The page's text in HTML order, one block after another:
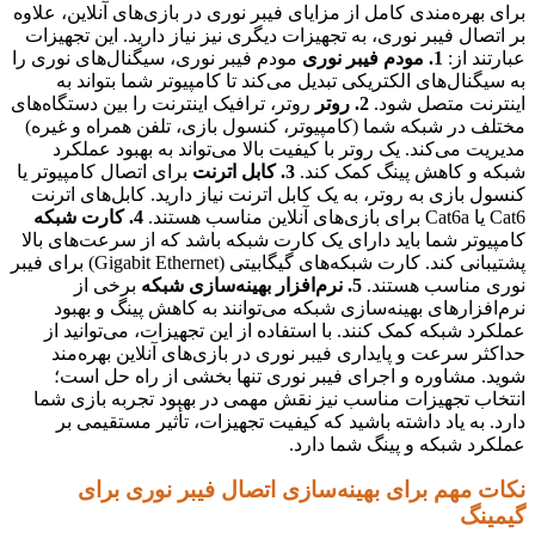
برای بهره‌مندی کامل از مزایای فیبر نوری در بازی‌های آنلاین، علاوه
بر اتصال فیبر نوری، به تجهیزات دیگری نیز نیاز دارید. این تجهیزات
عبارتند از: 1. مودم فیبر نوری
مودم فیبر نوری، سیگنال‌های نوری را
به سیگنال‌های الکتریکی تبدیل می‌کند تا کامپیوتر شما بتواند به
اینترنت متصل شود. 2. روتر
روتر، ترافیک اینترنت را بین دستگاه‌های
مختلف در شبکه شما (کامپیوتر، کنسول بازی، تلفن همراه و غیره)
مدیریت می‌کند. یک روتر با کیفیت بالا می‌تواند به بهبود عملکرد
شبکه و کاهش پینگ کمک کند. 3. کابل اترنت
برای اتصال کامپیوتر یا
کنسول بازی به روتر، به یک کابل اترنت نیاز دارید. کابل‌های اترنت
Cat6 یا Cat6a برای بازی‌های آنلاین مناسب هستند.
4. کارت شبکه
کامپیوتر شما باید دارای یک کارت شبکه باشد که از سرعت‌های بالا
پشتیبانی کند. کارت شبکه‌های گیگابیتی (Gigabit Ethernet) برای فیبر
نوری مناسب هستند. 5. نرم‌افزار بهینه‌سازی شبکه
برخی از
نرم‌افزارهای بهینه‌سازی شبکه می‌توانند به کاهش پینگ و بهبود
عملکرد شبکه کمک کنند. با استفاده از این تجهیزات، می‌توانید از
حداکثر سرعت و پایداری فیبر نوری در بازی‌های آنلاین بهره‌مند
شوید. مشاوره و اجرای فیبر نوری تنها بخشی از راه حل است؛
انتخاب تجهیزات مناسب نیز نقش مهمی در بهبود تجربه بازی شما
دارد. به یاد داشته باشید که کیفیت تجهیزات، تأثیر مستقیمی بر
عملکرد شبکه و پینگ شما دارد.
نکات مهم برای بهینه‌سازی اتصال فیبر نوری برای
گیمینگ